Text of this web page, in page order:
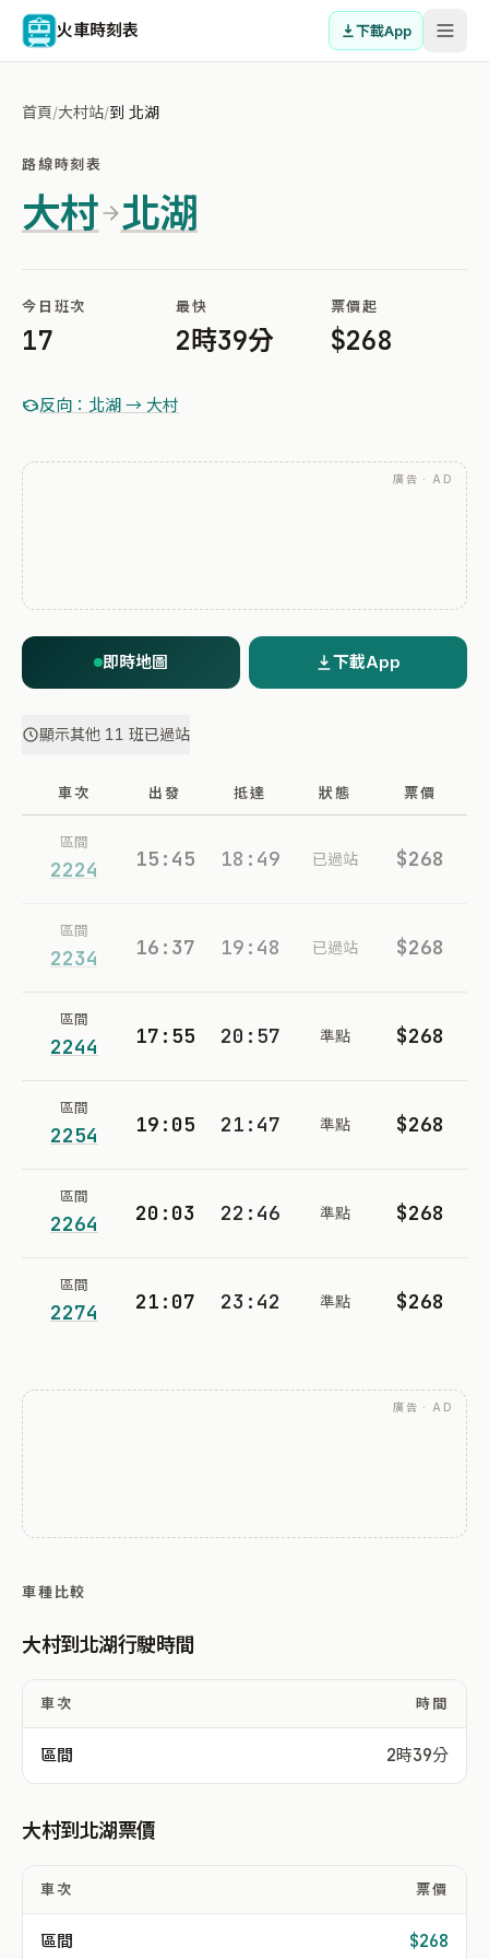
火車時刻表 下載App
首頁/大村站/到 北湖
路線時刻表
大村 北湖
今日班次
17
最快
2時39分
票價起
$268
反向：北湖 → 大村
廣告 · AD
即時地圖 下載App
顯示其他 11 班已過站
車次 出發 抵達 狀態 票價
區間
2224 15:45 18:49 已過站 $268
區間
2234 16:37 19:48 已過站 $268
區間
2244 17:55 20:57 準點 $268
區間
2254 19:05 21:47 準點 $268
區間
2264 20:03 22:46 準點 $268
區間
2274 21:07 23:42 準點 $268
廣告 · AD
車種比較
大村到北湖行駛時間
車次 時間
區間 2時39分
大村到北湖票價
車次 票價
區間 $268